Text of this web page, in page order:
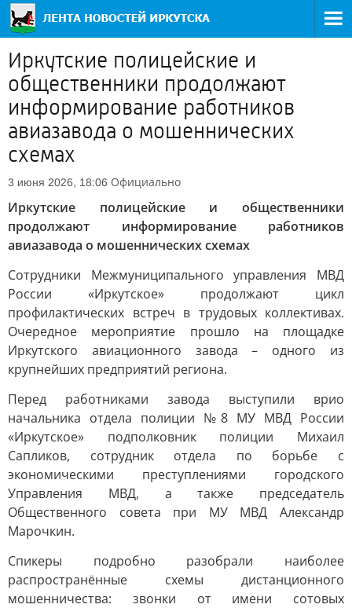
Иркутские полицейские и
общественники продолжают
информирование работников
авиазавода о мошеннических
схемах
3 июня 2026, 18:06 Официально
Иркутские полицейские и общественники
продолжают информирование работников
авиазавода о мошеннических схемах
Сотрудники Межмуниципального управления МВД
России «Иркутское» продолжают цикл
профилактических встреч в трудовых коллективах.
Очередное мероприятие прошло на площадке
Иркутского авиационного завода – одного из
крупнейших предприятий региона.
Перед работниками завода выступили врио
начальника отдела полиции №8 МУ МВД России
«Иркутское» подполковник полиции Михаил
Сапликов, сотрудник отдела по борьбе с
экономическими преступлениями городского
Управления МВД, а также председатель
Общественного совета при МУ МВД Александр
Марочкин.
Спикеры подробно разобрали наиболее
распространённые схемы дистанционного
мошенничества: звонки от имени сотовых